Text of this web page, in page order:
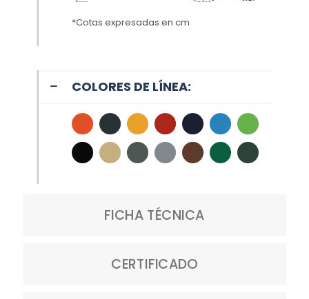
*Cotas expresadas en cm
COLORES DE LÍNEA:
FICHA TÉCNICA
CERTIFICADO